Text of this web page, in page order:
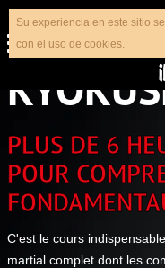
PLUS DE 6
POUR
C'est le cours
martial complet dont les
Su experiencia en este sitio
con el uso de cookies.